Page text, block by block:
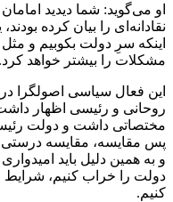
او می‌گوید: شما دیدید
نقادانه‌ای را بیان کرده
اینکه سرِ دولت بکوبیم و
مشکلات را بیشتر خواهد کرد.
این فعال سیاسی اصولگرا
روحانی و رئیسی اظهار
مختصاتی داشت و دولت
پس مقایسه، مقایسه
و به همین دلیل باید
دولت را خراب کنیم، شرایط
کنیم.